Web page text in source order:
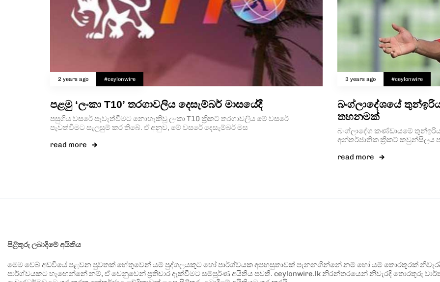
2 years ago #ceylonwire
පළමු ‘ලංකා T10’ තරගාවලිය දෙසැම්බර් මාසයේදී
පසුගිය වසරේ පැවැත්වීමට නොහැකිවූ ලංකා T10 ක්‍රිකට් තරගාවලිය මේ වසරේ
පැවත්වීමට සැලසුම් කර තිබේ. ඒ අනුව, මේ වසරේ දෙසැම්බර් මස
read more
3 years ago #ceylonwire
බංග්ලාදේශයේ
තහනමක්
බංග්ලාදේශ කණ්ඩායමේ
අන්තර්ජාතික ක්‍රිකට් කවුන්සිලය
read more
පිළිතුරු ලබාදීමේ අයිතිය
මෙම වෙබ් අඩවියේ පළවන පුවතක් හේතුවෙන් යම් පුද්ගලයකුට හෝ පාර්ශ්වයක අපහසුතාවක් පැනනගින්නේ නම් හෝ යම් තොරතුරක්
පාර්ශ්වයකට හැඟෙන්නේ නම්, ඒ වෙනුවෙන් ප්‍රතිචාර දැක්වීමට සම්පූර්ණ අයිතිය පවතී. ceylonwire.lk නිරන්තරයෙන් නිවැරදි තොරතුරු